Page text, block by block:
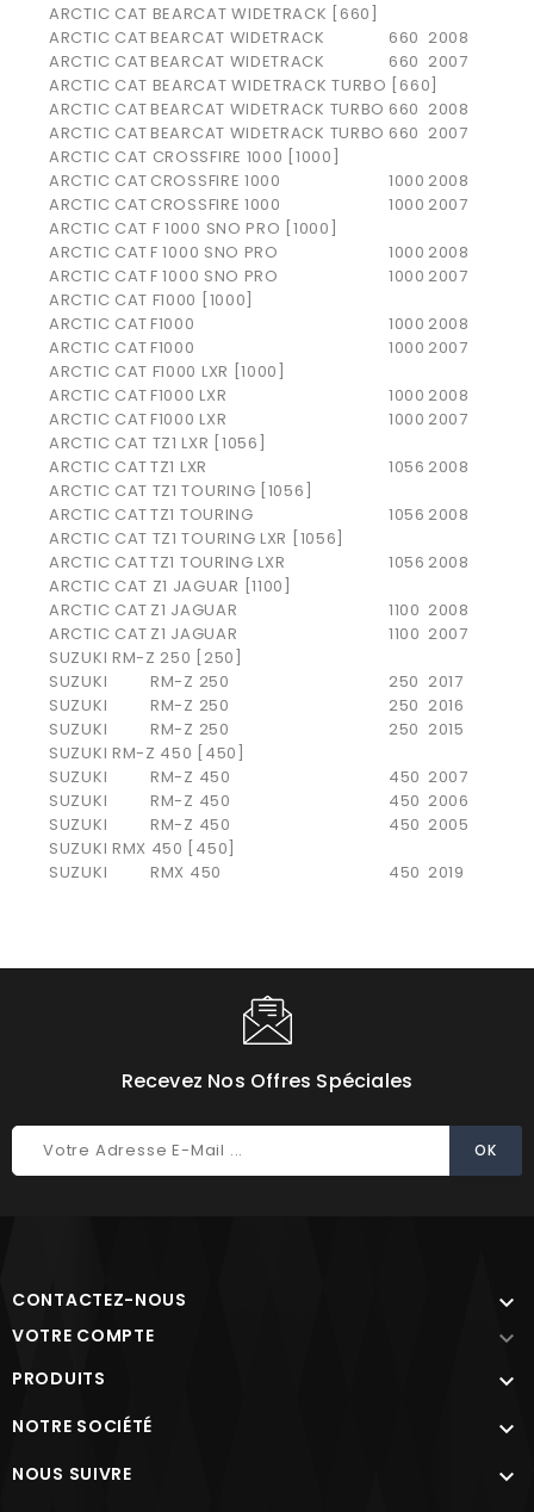
ARCTIC CAT BEARCAT WIDETRACK [660]
ARCTIC CATBEARCAT WIDETRACK 660 2008
ARCTIC CATBEARCAT WIDETRACK 660 2007
ARCTIC CAT BEARCAT WIDETRACK TURBO [660]
ARCTIC CATBEARCAT WIDETRACK TURBO 660 2008
ARCTIC CATBEARCAT WIDETRACK TURBO 660 2007
ARCTIC CAT CROSSFIRE 1000 [1000]
ARCTIC CAT CROSSFIRE 1000 1000 2008
ARCTIC CAT CROSSFIRE 1000 1000 2007
ARCTIC CAT F 1000 SNO PRO [1000]
ARCTIC CATF 1000 SNO PRO 1000 2008
ARCTIC CATF 1000 SNO PRO 1000 2007
ARCTIC CAT F1000 [1000]
ARCTIC CATF1000 1000 2008
ARCTIC CATF1000 1000 2007
ARCTIC CAT F1000 LXR [1000]
ARCTIC CATF1000 LXR 1000 2008
ARCTIC CATF1000 LXR 1000 2007
ARCTIC CAT TZ1 LXR [1056]
ARCTIC CATTZ1 LXR 1056 2008
ARCTIC CAT TZ1 TOURING [1056]
ARCTIC CATTZ1 TOURING 1056 2008
ARCTIC CAT TZ1 TOURING LXR [1056]
ARCTIC CATTZ1 TOURING LXR 1056 2008
ARCTIC CAT Z1 JAGUAR [1100]
ARCTIC CAT Z1 JAGUAR 1100 2008
ARCTIC CAT Z1 JAGUAR 1100 2007
SUZUKI RM-Z 250 [250]
SUZUKI
RM-Z 250 250 2017
SUZUKI
RM-Z 250 250 2016
SUZUKI
RM-Z 250 250 2015
SUZUKI RM-Z 450 [450]
SUZUKI
RM-Z 450 450 2007
SUZUKI
RM-Z 450 450 2006
SUZUKI
RM-Z 450 450 2005
SUZUKI RMX 450 [450]
SUZUKI
RMX 450 450 2019
Recevez Nos Offres Spéciales
CONTACTEZ-NOUS 
VOTRE COMPTE 
PRODUITS 
NOTRE SOCIÉTÉ 
NOUS SUIVRE 